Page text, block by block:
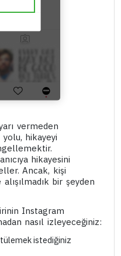
vermeden
yolu, hikayeyi
hikayesini
Ancak, kişi
bir şeyden
Instagram
nasıl izleyeceğiniz:
istediğiniz